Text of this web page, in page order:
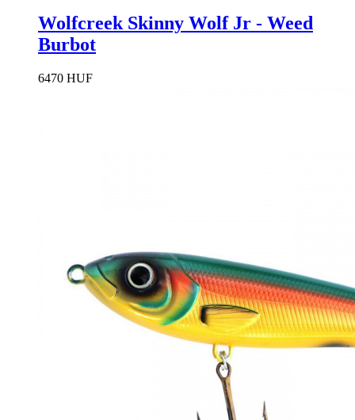
Wolfcreek Skinny Wolf Jr - Weed
Burbot
6470 HUF